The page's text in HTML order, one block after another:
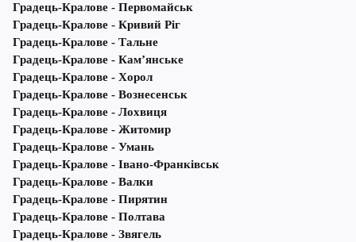
Градець-Кралове - Первомайськ
Градець-Кралове - Кривий Ріг
Градець-Кралове - Тальне
Градець-Кралове - Кам’янське
Градець-Кралове - Хорол
Градець-Кралове - Вознесенськ
Градець-Кралове - Лохвиця
Градець-Кралове - Житомир
Градець-Кралове - Умань
Градець-Кралове - Івано-Франківськ
Градець-Кралове - Валки
Градець-Кралове - Пирятин
Градець-Кралове - Полтава
Градець-Кралове - Звягель